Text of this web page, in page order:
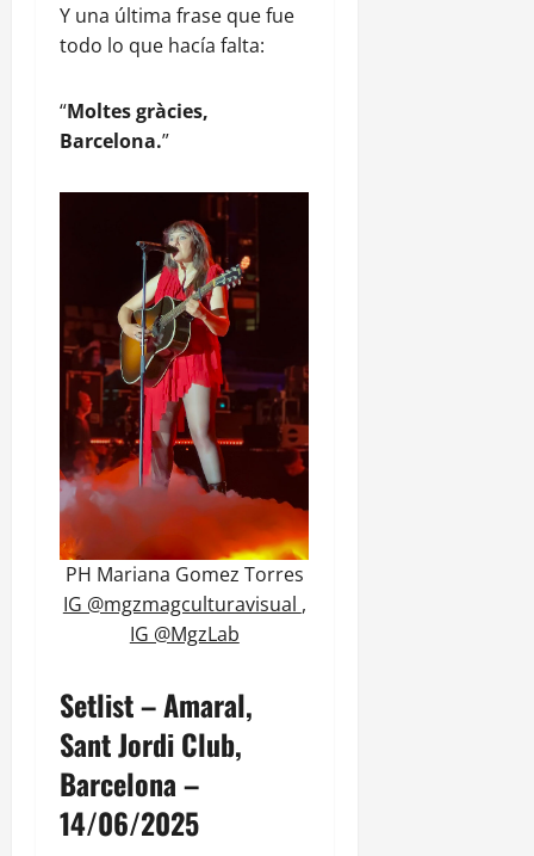
Y una última frase que fue
todo lo que hacía falta:
“Moltes gràcies,
Barcelona.”
PH Mariana Gomez Torres
IG @mgzmagculturavisual ,
IG @MgzLab
Setlist – Amaral,
Sant Jordi Club,
Barcelona –
14/06/2025